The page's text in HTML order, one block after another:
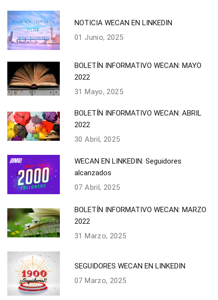
NOTICIA WECAN EN LINKEDIN
01 Junio, 2025
BOLETÍN INFORMATIVO WECAN: MAYO
2022
31 Mayo, 2025
BOLETÍN INFORMATIVO WECAN: ABRIL
2022
30 Abril, 2025
WECAN EN LINKEDIN: Seguidores
alcanzados
07 Abril, 2025
BOLETÍN INFORMATIVO WECAN: MARZO
2022
31 Marzo, 2025
SEGUIDORES WECAN EN LINKEDIN
07 Marzo, 2025